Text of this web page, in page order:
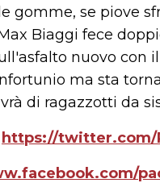
gomme, se piove
Biaggi fece
nuovo con
ma sta
di ragazzotti da
https://twitter.com/